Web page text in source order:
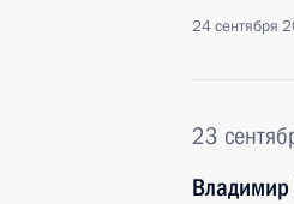
24 сентября
23
Владимир